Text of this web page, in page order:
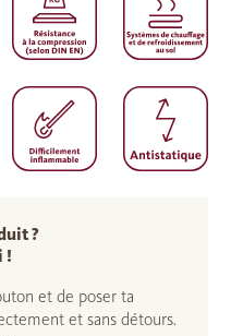
?
!
et de poser ta
et sans détours.